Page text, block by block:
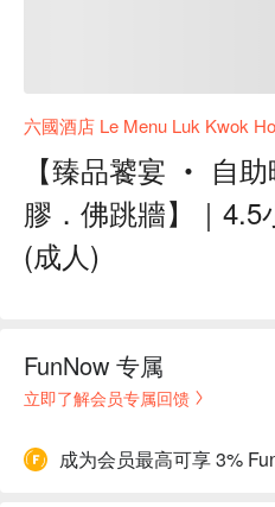
六國酒店 Le Menu Luk Kwok
【臻品饕宴 ‧ 自
膠．佛跳牆】｜
(成人)
FunNow 专属
立即了解会员专属回馈
成为会员最高可享 3%